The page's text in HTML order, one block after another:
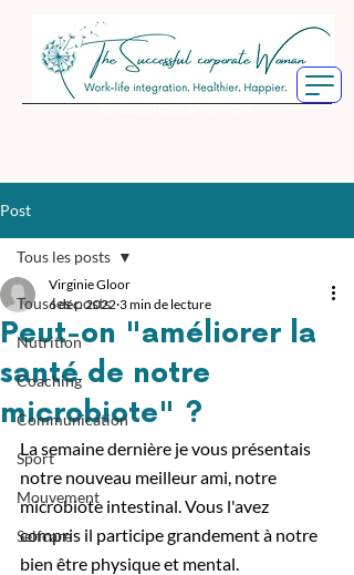
Post
Tous les posts
Nutrition
Coaching
Communication
Sport
Mouvement
Selfcare
Tous les posts
Peut-on "améliorer la
santé de notre
microbiote" ?
Virginie Gloor
6 déc. 2022 3 min de lecture
La semaine dernière je vous présentais
notre nouveau meilleur ami, notre
microbiote intestinal. Vous l'avez
compris il participe grandement à notre
bien être physique et mental.